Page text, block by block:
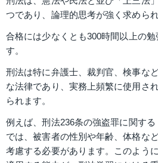
つであり、論理的思考が強く求めら
合格には少なくとも300時間以上の
す。
刑法は特に弁護士、裁判官、検事な
な法律であり、実務上頻繁に使用さ
られます。
例えば、刑法236条の強盗罪に関す
では、被害者の性別や年齢、体格な
考慮する必要があります。このよう